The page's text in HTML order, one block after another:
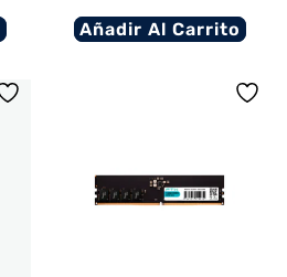
Añadir Al Carrito